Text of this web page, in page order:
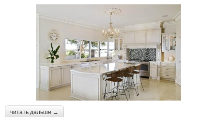
читать дальше →